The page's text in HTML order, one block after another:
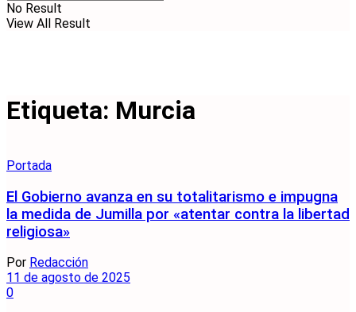
No Result
View All Result
Etiqueta: Murcia
Portada
El Gobierno avanza en su totalitarismo e impugna
la medida de Jumilla por «atentar contra la libertad
religiosa»
Por Redacción
11 de agosto de 2025
0